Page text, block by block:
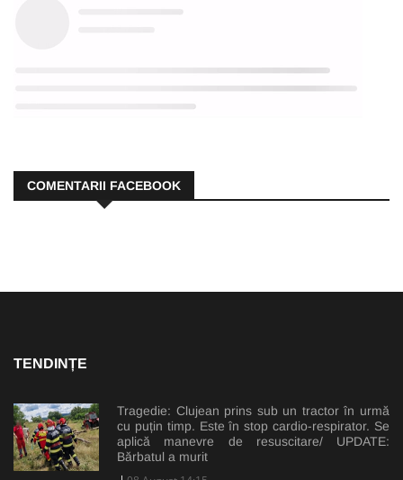
COMENTARII FACEBOOK
TENDINȚE
Tragedie: Clujean prins sub un tractor în urmă
cu puțin timp. Este în stop cardio-respirator. Se
aplică manevre de resuscitare/ UPDATE:
Bărbatul a murit